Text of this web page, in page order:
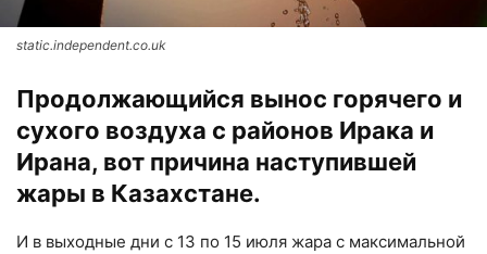
static.independent.co.uk
Продолжающийся вынос горячего и
сухого воздуха с районов Ирака и
Ирана, вот причина наступившей
жары в Казахстане.
И в выходные дни с 13 по 15 июля жара с максимальной